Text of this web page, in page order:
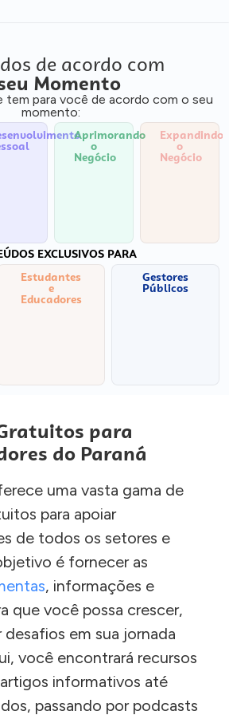
de acordo com
Momento
tem para você de acordo com o seu
momento:
Aprimorando
o
Negócio
Expandindo
o
Negócio
EXCLUSIVOS PARA
Estudantes
e
Educadores
Gestores
Públicos
para
do Paraná
uma vasta gama de
para apoiar
de todos os setores e
é fornecer as
, informações e
que você possa crescer,
desafios em sua jornada
você encontrará recursos
informativos até
passando por podcasts